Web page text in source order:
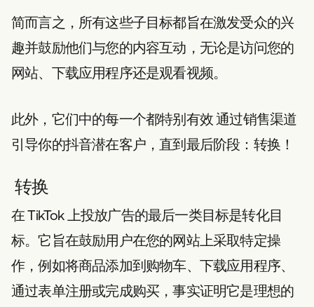
简而言之，所有这些子目标都旨在激发受众的兴
趣并鼓励他们与您的内容互动，无论是访问您的
网站、下载应用程序还是观看视频。
此外，它们中的每一个都特别有效通过销售渠道
引导你的抖音潜在客户 ，直到最后阶段：转换！
转换
在 TikTok 上投放广告的最后一类目标是转化目
标。它旨在鼓励用户在您的网站上采取特定操
作，例如将商品添加到购物车、下载应用程序、
通过表单注册或完成购买，事实证明它是理想的